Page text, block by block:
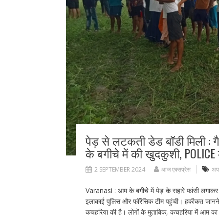
पेड़ से लटकती डेड बॉडी मिली
के बगीचे में की खुदकुशी,
2 SEPTEMBER 2024 आज एक्सप्रेस
Varanasi : आम के बगीचे में पेड़ के सहारे फांसी
इलाकाई पुलिस और फॉरेंसिक टीम पहुंची। हकीकत जानने
कचहरिया की है। लोगों के मुताबिक, कचहरिया में आम